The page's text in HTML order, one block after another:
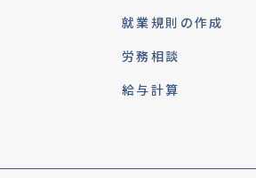
就業規則の作成
労務相談
給与計算